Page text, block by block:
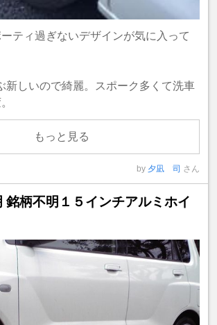
ティ過ぎないデザインが気に入って
新しいので綺麗。スポーク多くて洗車
もっと見る
by 夕凪 司 さん
銘柄不明１５インチアルミホイ